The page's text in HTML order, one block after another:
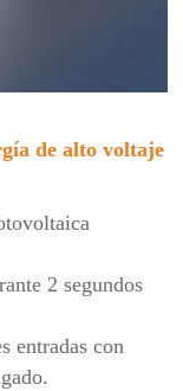
de alto voltaje
2 segundos
entradas con